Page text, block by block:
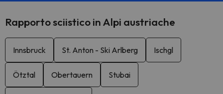
Rapporto sciistico in Alpi austriache
Innsbruck St. Anton - Ski Arlberg Ischgl
Ötztal Obertauern Stubai